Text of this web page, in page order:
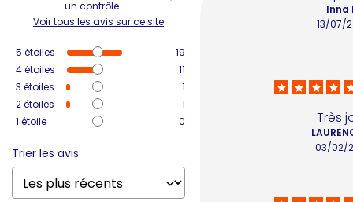
un contrôle
Voir tous les avis sur ce site
5 étoiles
19
4étoiles
11
3 étoiles
1
2étoiles
1
1 étoile 0
Trier les avis
13/07/
Inna
Très
03/02/